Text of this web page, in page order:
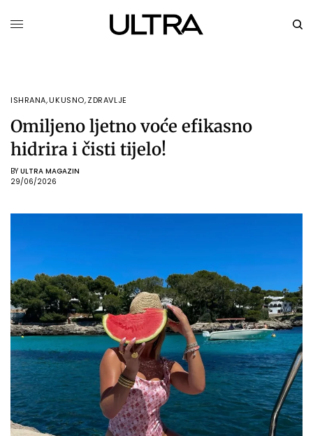
ISHRANA,UKUSNO,ZDRAVLJE
Omiljeno ljetno voće efikasno
hidrira i čisti tijelo!
BY ULTRA MAGAZIN
29/06/2026